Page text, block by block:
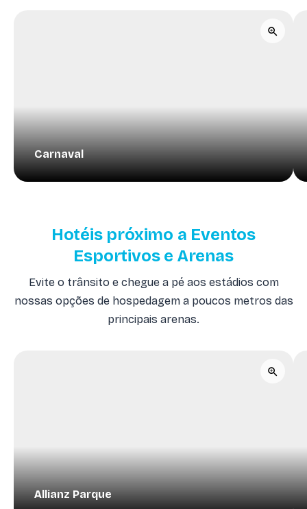
Carnaval
Hotéis próximo a Eventos
Esportivos e Arenas
Evite o trânsito e chegue a pé aos estádios com
nossas opções de hospedagem a poucos metros das
principais arenas.
Allianz Parque